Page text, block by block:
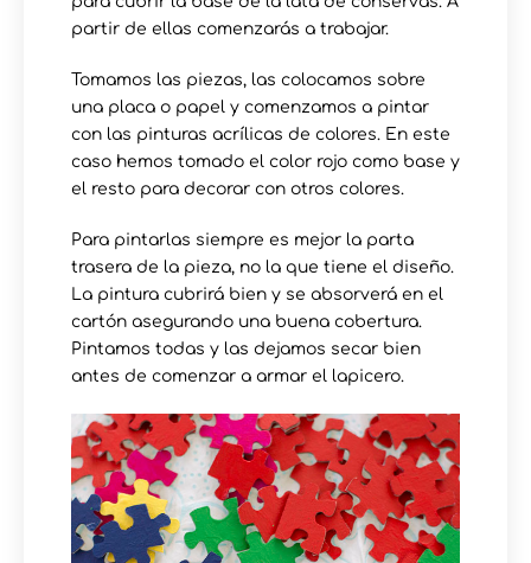
partir de ellas comenzarás a trabajar.
Tomamos las piezas, las colocamos sobre
una placa o papel y comenzamos a pintar
con las pinturas acrílicas de colores. En este
caso hemos tomado el color rojo como base y
el resto para decorar con otros colores.
Para pintarlas siempre es mejor la parta
trasera de la pieza, no la que tiene el diseño.
La pintura cubrirá bien y se absorverá en el
cartón asegurando una buena cobertura.
Pintamos todas y las dejamos secar bien
antes de comenzar a armar el lapicero.